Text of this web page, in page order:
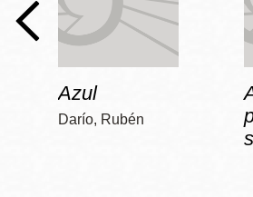
Azul
Darío, Rubén